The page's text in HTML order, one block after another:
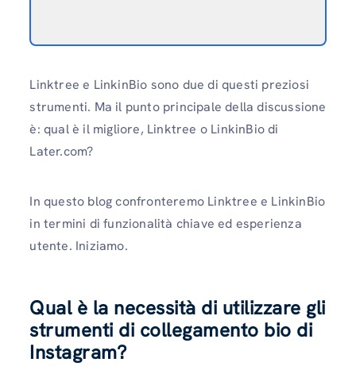
Linktree e LinkinBio sono due di questi preziosi
strumenti. Ma il punto principale della discussione
è: qual è il migliore, Linktree o LinkinBio di
Later.com?
In questo blog confronteremo Linktree e LinkinBio
in termini di funzionalità chiave ed esperienza
utente. Iniziamo.
Qual è la necessità di utilizzare gli
strumenti di collegamento bio di
Instagram?